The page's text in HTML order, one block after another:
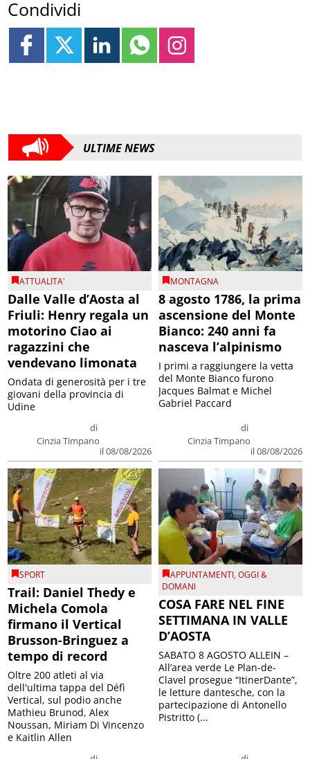
Condividi
ULTIME NEWS
ATTUALITA'
Dalle Valle d’Aosta al
Friuli: Henry regala un
motorino Ciao ai
ragazzini che
vendevano limonata
di
Cinzia Timpano
il 08/08/2026
Ondata di generosità per i tre
giovani della provincia di
Udine
MONTAGNA
8 agosto 1786, la prima
ascensione del Monte
Bianco: 240 anni fa
nasceva l’alpinismo
di
Cinzia Timpano
il 08/08/2026
I primi a raggiungere la vetta
del Monte Bianco furono
Jacques Balmat e Michel
Gabriel Paccard
SPORT
Trail: Daniel Thedy e
Michela Comola
firmano il Vertical
Brusson-Bringuez a
tempo di record
Oltre 200 atleti al via
dell'ultima tappa del Défì
Vertical, sul podio anche
Mathieu Brunod, Alex
Noussan, Miriam Di Vincenzo
e Kaitlin Allen
APPUNTAMENTI,OGGI &
DOMANI
COSA FARE NEL FINE
SETTIMANA IN VALLE
D’AOSTA
SABATO 8 AGOSTO ALLEIN –
All’area verde Le Plan-de-
Clavel prosegue “ItinerDante”,
le letture dantesche, con la
partecipazione di Antonello
Pistritto (...